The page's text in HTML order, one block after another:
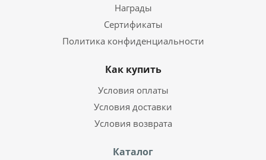
Награды
Сертификаты
Политика конфиденциальности
Как купить
Условия оплаты
Условия доставки
Условия возврата
Каталог